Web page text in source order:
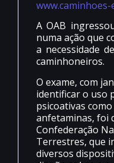
A OAB
numa ação que
a necessidade
caminhoneiros.
O exame, com
identificar o uso
psicoativas
anfetaminas, foi
Confederação
Terrestres, que
diversos